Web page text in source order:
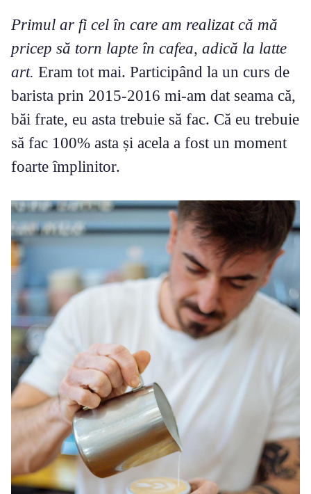
Primul ar fi cel în care am realizat că mă
pricep să torn lapte în cafea, adică la latte
art. Eram tot mai. Participând la un curs de
barista prin 2015-2016 mi-am dat seama că,
băi frate, eu asta trebuie să fac. Că eu trebuie
să fac 100% asta și acela a fost un moment
foarte împlinitor.